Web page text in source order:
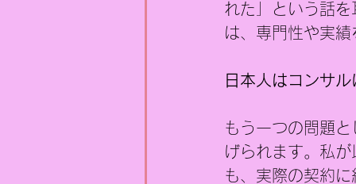
れた」という話
は、専門性や実
日本人はコンサ
もう一つの問題
げられます。私
も、実際の契約